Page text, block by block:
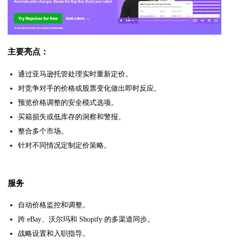
主要亮点：
通过亚马逊托管处理实时重新定价。
对竞争对手的价格或股票变化做出即时反应。
预览价格调整的安全模式选项。
买箱损失或低库存的洞察和警报。
整合多个市场。
针对不同情况定制定价策略。
服务
自动价格监控和调整。
跨 eBay、沃尔玛和 Shopify 的多渠道同步。
战略设置和入职指导。